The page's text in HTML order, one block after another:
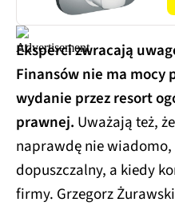
Eksperci zwracają
Finansów nie ma mocy
wydanie przez resort
prawnej. Uważają też,
naprawdę nie
dopuszczalny, a kiedy
firmy. Grzegorz